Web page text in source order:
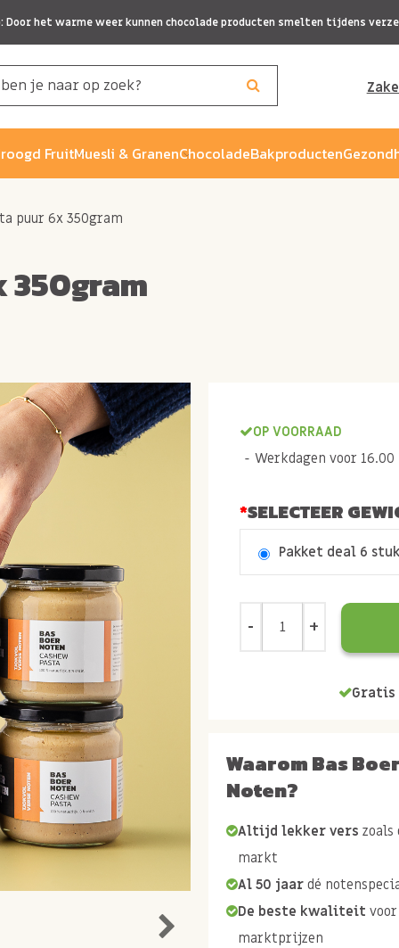
Door het warme weer kunnen chocolade producten smelten tijdens
FruitMuesli & GranenChocoladeBakproducten
puur 6x 350gram
350gram
OP VOORRAAD
Werkdagen voor
SELECTEER
Pakket deal 6
Gratis
Waarom Bas
Noten?
Altijd lekker vers zoals
markt
Al 50 jaar dé
De beste kwaliteit voor
marktprijzen